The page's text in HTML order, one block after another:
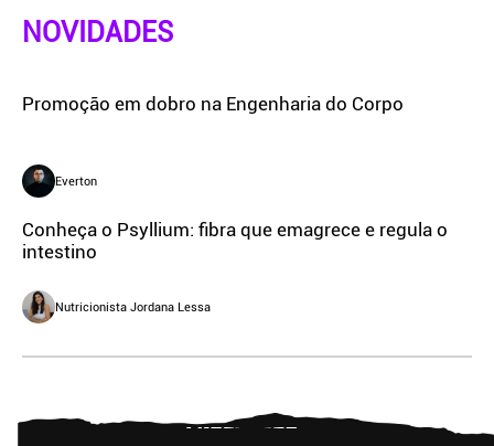
NOVIDADES
Promoção em dobro na Engenharia do Corpo
Everton
Conheça o Psyllium: fibra que emagrece e regula o
intestino
Nutricionista Jordana Lessa